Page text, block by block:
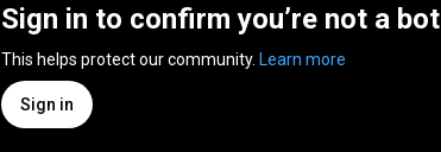
Sign in to confirm you’re not a bot
This helps protect our community. Learn more
Sign in